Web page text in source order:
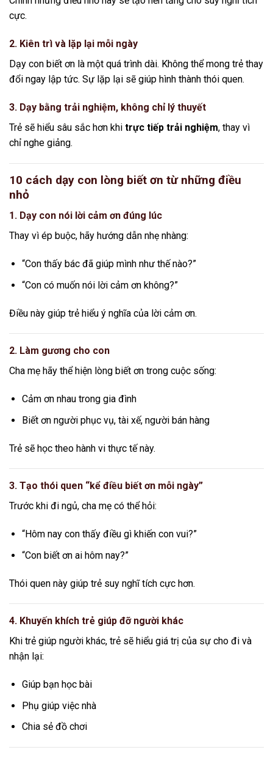
cực.
2. Kiên trì và lặp lại mỗi ngày
Dạy con biết ơn là một quá trình dài. Không thể mong trẻ thay
đổi ngay lập tức. Sự lặp lại sẽ giúp hình thành thói quen.
3. Dạy bằng trải nghiệm, không chỉ lý thuyết
Trẻ sẽ hiểu sâu sắc hơn khi trực tiếp trải nghiệm, thay vì
chỉ nghe giảng.
10 cách dạy con lòng biết ơn từ những điều
nhỏ
1. Dạy con nói lời cảm ơn đúng lúc
Thay vì ép buộc, hãy hướng dẫn nhẹ nhàng:
“Con thấy bác đã giúp mình như thế nào?”
“Con có muốn nói lời cảm ơn không?”
Điều này giúp trẻ hiểu ý nghĩa của lời cảm ơn.
2. Làm gương cho con
Cha mẹ hãy thể hiện lòng biết ơn trong cuộc sống:
Cảm ơn nhau trong gia đình
Biết ơn người phục vụ, tài xế, người bán hàng
Trẻ sẽ học theo hành vi thực tế này.
3. Tạo thói quen “kể điều biết ơn mỗi ngày”
Trước khi đi ngủ, cha mẹ có thể hỏi:
“Hôm nay con thấy điều gì khiến con vui?”
“Con biết ơn ai hôm nay?”
Thói quen này giúp trẻ suy nghĩ tích cực hơn.
4. Khuyến khích trẻ giúp đỡ người khác
Khi trẻ giúp người khác, trẻ sẽ hiểu giá trị của sự cho đi và
nhận lại:
Giúp bạn học bài
Phụ giúp việc nhà
Chia sẻ đồ chơi